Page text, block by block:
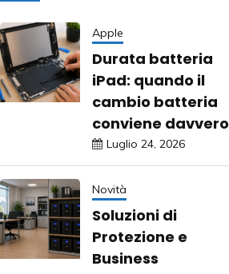
Apple
Durata batteria
iPad: quando il
cambio batteria
conviene davvero
Luglio 24, 2026
Novità
Soluzioni di
Protezione e
Business